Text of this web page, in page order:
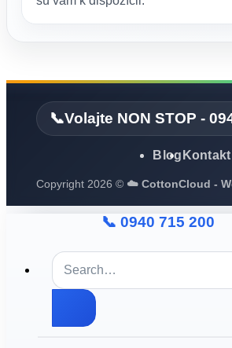
📞Volajte NON STOP -
Blog Kontakt
Copyright 2026 © ☁️ CottonCloud -
📞 0940 715 200